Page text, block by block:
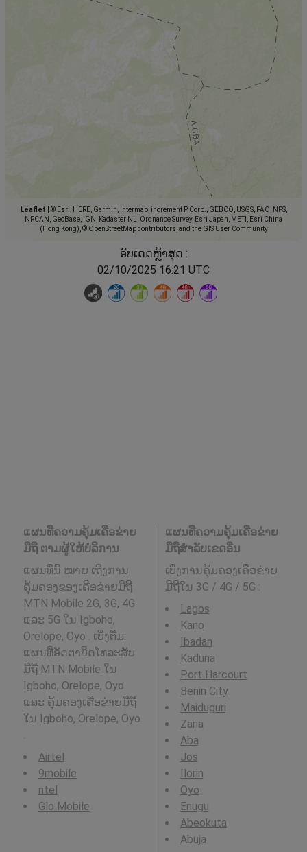
Leaflet
© Esri, HERE, Garmin, Intermap, increment P Corp., GEBCO, USGS, FAO, NPS,
NRCAN, GeoBase, IGN, Kadaster NL, Ordnance Survey, Esri Japan, METI, Esri China
(Hong Kong), © OpenStreetMap contributors, and the GIS User Community
ອັບເດດຫຼ້າສຸດ :
02/10/2025 16:21 UTC
ແຜນທີ່ຄວາມຄຸ້ມເຄືອຂ່າຍ
ມືຖື ຕາມຜູ້ໃຫ້ບໍລິການ
ແຜນທີ່ນີ້ ໝາຍ ເຖິງການ
ຄຸ້ມຄອງຂອງເຄືອຂ່າຍມືຖື
MTN Mobile 2G, 3G, 4G
ແລະ 5G ໃນ Igboho,
Orelope, Oyo . ເບິ່ງຕື່ມ:
ແຜນທີ່ອັດຕາບິດໂທລະສັບ
ມືຖື MTN Mobile ໃນ
Igboho, Orelope, Oyo
ແລະ ຄຸ້ມຄອງເຄືອຂ່າຍມືຖື
ໃນ Igboho, Orelope, Oyo
.
Airtel
9mobile
ntel
Glo Mobile
ແຜນທີ່ຄວາມຄຸ້ມເຄືອຂ່າຍ
ມືຖືສໍາລັບເຂດອື່ນ
ເບິ່ງການຄຸ້ມຄອງເຄືອຂ່າຍ
ມືຖືໃນ 3G / 4G / 5G :
Lagos
Kano
Ibadan
Kaduna
Port Harcourt
Benin City
Maiduguri
Zaria
Aba
Jos
Ilorin
Oyo
Enugu
Abeokuta
Abuja